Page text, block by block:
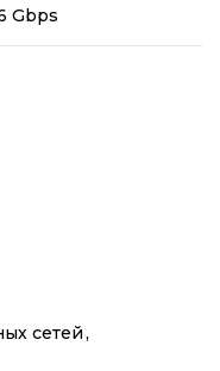
Gbps
сетей,